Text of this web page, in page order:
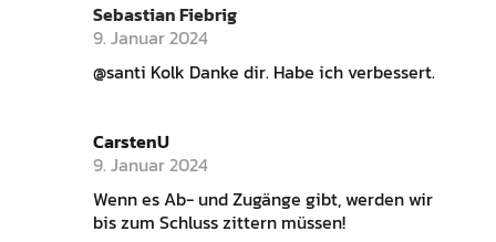
Sebastian Fiebrig
9. Januar 2024
@santi Kolk Danke dir. Habe ich verbessert.
CarstenU
9. Januar 2024
Wenn es Ab- und Zugänge gibt, werden wir
bis zum Schluss zittern müssen!